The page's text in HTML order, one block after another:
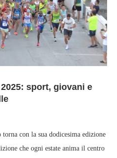
sport, giovani e
con la sua dodicesima edizione
che ogni estate anima il centro